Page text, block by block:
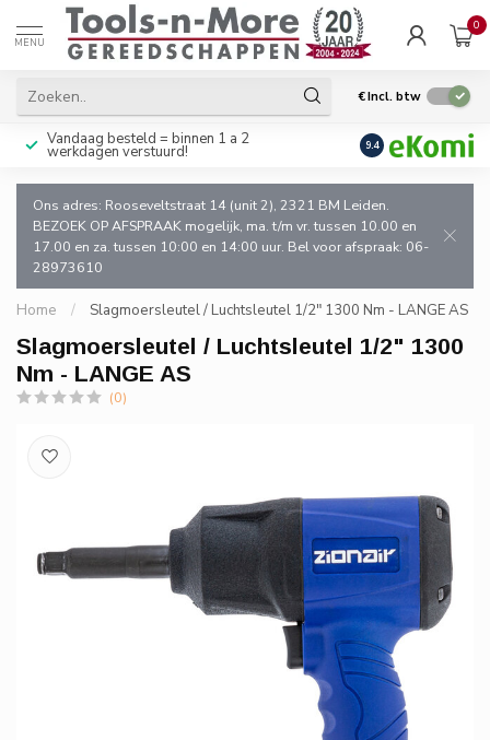
MENU
0
€Incl. btw
Vandaag besteld = binnen 1 a 2
werkdagen verstuurd!
Uitsluitend goede
en de vakman!
9.4
Ons adres: Rooseveltstraat 14 (unit 2), 2321 BM Leiden.
BEZOEK OP AFSPRAAK mogelijk, ma. t/m vr. tussen 10.00 en
17.00 en za. tussen 10:00 en 14:00 uur. Bel voor afspraak: 06-
28973610
Home / Slagmoersleutel / Luchtsleutel 1/2" 1300 Nm - LANGE AS
Slagmoersleutel / Luchtsleutel 1/2" 1300
Nm - LANGE AS
(0)